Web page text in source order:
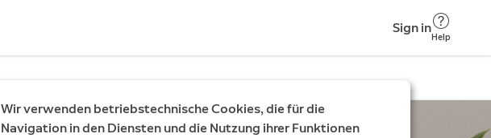
Sign in
Help
Wir verwenden betriebstechnische Cookies, die für die
Navigation in den Diensten und die Nutzung ihrer Funktionen